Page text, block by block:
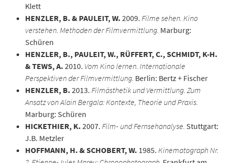
Klett
HENZLER, B. & PAULEIT, W. 2009. Filme sehen. Kino
verstehen. Methoden der Filmvermittlung. Marburg:
Schüren
HENZLER, B., PAULEIT, W., RÜFFERT, C., SCHMIDT, K-H.
& TEWS, A. 2010. Vom Kino lernen. Internationale
Perspektiven der Filmvermittlung. Berlin: Bertz + Fischer
HENZLER, B. 2013. Filmästhetik und Vermittlung. Zum
Ansatz von Alain Bergala: Kontexte, Theorie und Praxis.
Marburg: Schüren
HICKETHIER, K. 2007. Film- und Fernsehanalyse. Stuttgart:
J.B. Metzler
HOFFMANN, H. & SCHOBERT, W. 1985. Kinematograph Nr.